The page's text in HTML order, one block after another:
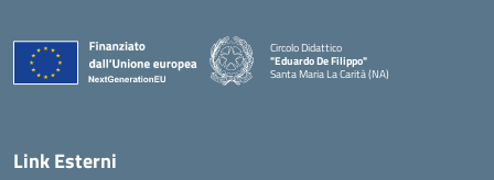
Circolo Didattico
"Eduardo De Filippo"
Santa Maria La Carità (NA)
Link Esterni